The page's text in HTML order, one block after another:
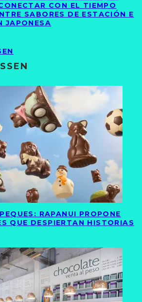
CON EL TIEMPO
SABORES DE ESTACIÓN E
JAPONESA
RAPANUI PROPONE
QUE DESPIERTAN HISTORIAS